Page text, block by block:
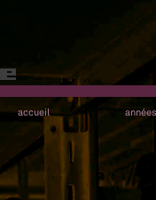
accueil années